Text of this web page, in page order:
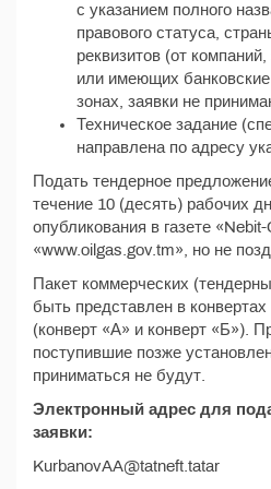
с указанием полного
правового статуса,
реквизитов (от
или имеющих
зонах, заявки не
Техническое задание
направлена по адресу
Подать тендерное
течение 10 (десять) рабочих
опубликования в газете
«www.oilgas.gov.tm», но не
Пакет коммерческих
быть представлен в
(конверт «А» и конверт «Б»).
поступившие позже
приниматься не будут.
Электронный адрес для
заявки:
KurbanovAA@tatneft.tatar